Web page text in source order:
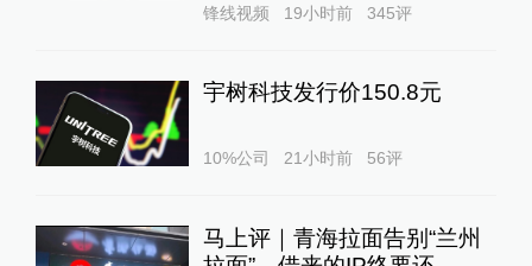
锋线视频 19小时前 345评
宇树科技发行价150.8元
10%公司 21小时前 56评
马上评｜青海拉面告别“兰州